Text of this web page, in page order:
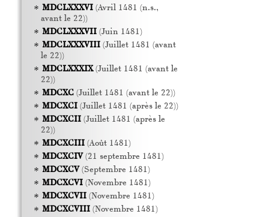
MDCLXXXVI(Avril 1481 (n.s.,
avant le 22))
MDCLXXXVII(Juin 1481)
MDCLXXXVIII(Juillet 1481 (avant
le 22))
MDCLXXXIX(Juillet 1481 (avant le
22))
MDCXC(Juillet 1481 (avant le 22))
MDCXCI(Juillet 1481 (après le 22))
MDCXCII(Juillet 1481 (après le
22))
MDCXCIII(Août 1481)
MDCXCIV(21 septembre 1481)
MDCXCV(Septembre 1481)
MDCXCVI(Novembre 1481)
MDCXCVII(Novembre 1481)
MDCXCVIII(Novembre 1481)